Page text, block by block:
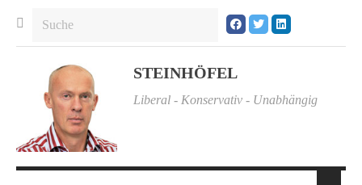
STEINHÖFEL
Liberal - Konservativ - Unabhängig